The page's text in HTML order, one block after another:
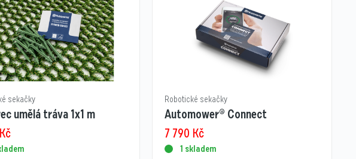
sekačky
umělá tráva 1x1 m
Kč
Robotické sekačky
Automower® Connect
7 790 Kč
1 skladem